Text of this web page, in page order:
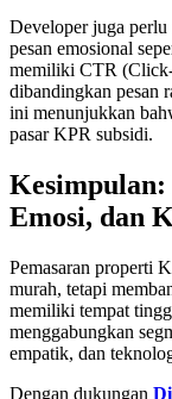
Developer juga
pesan emosional
memiliki CTR
dibandingkan pesan
ini menunjukkan
pasar KPR subsidi.
Kesimpulan:
Emosi, dan
Pemasaran properti
murah, tetapi
memiliki tempat
menggabungkan
empatik, dan
Dengan dukungan